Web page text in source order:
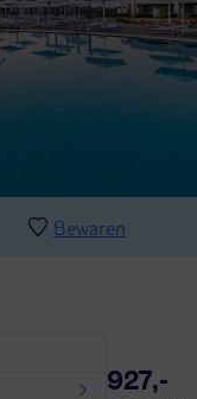
Bewaren
927,-